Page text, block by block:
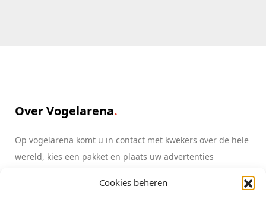
Cookies beheren
Over Vogelarena
Op vogelarena komt u in contact met kwekers over de hele
wereld, kies een pakket en plaats uw advertenties